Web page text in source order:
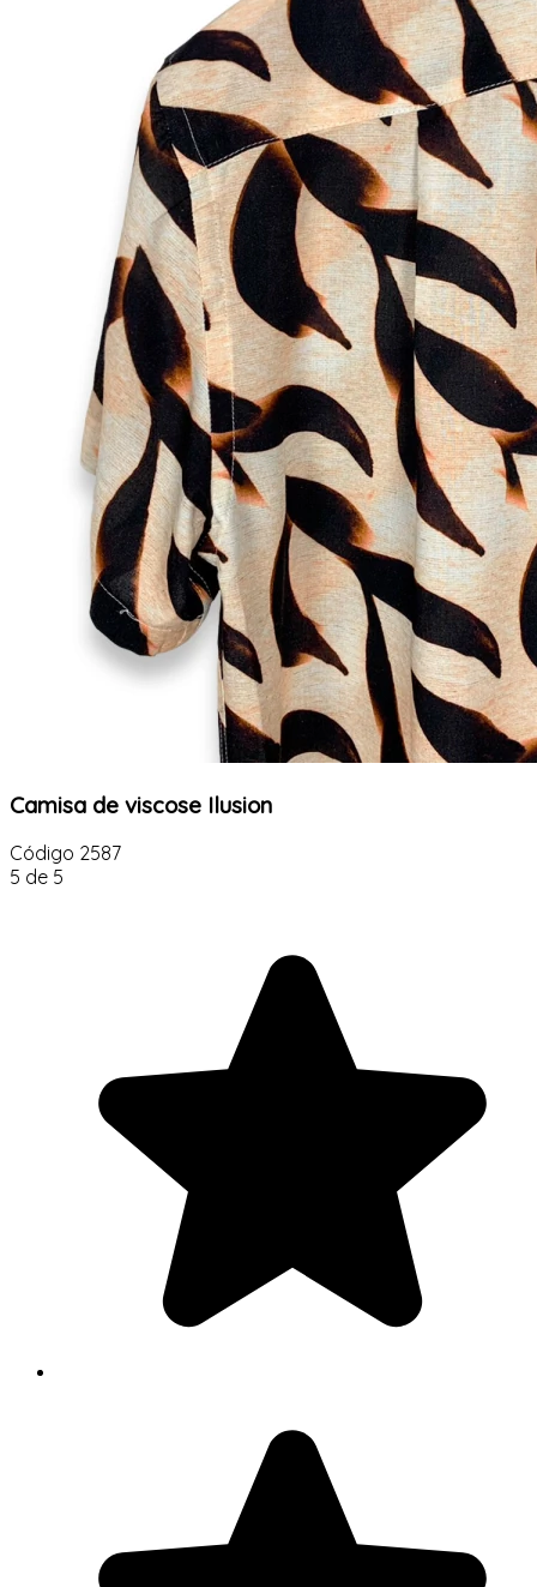
Camisa de viscose Ilusion
Código 2587
5 de 5